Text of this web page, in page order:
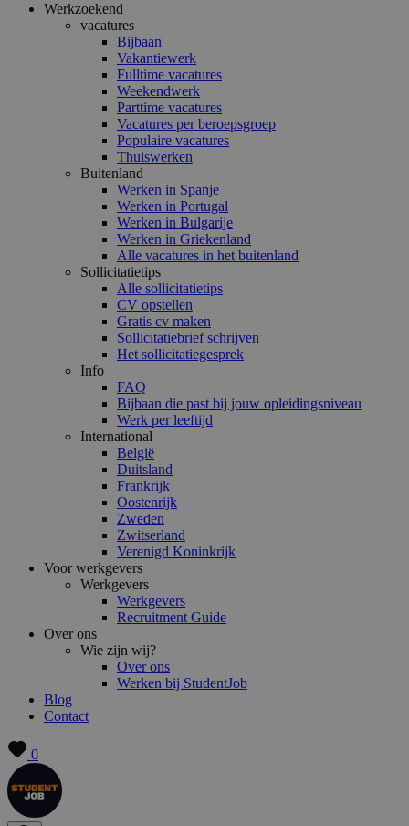
Werkzoekend
vacatures
Bijbaan
Vakantiewerk
Fulltime vacatures
Weekendwerk
Parttime vacatures
Vacatures per beroepsgroep
Populaire vacatures
Thuiswerken
Buitenland
Werken in Spanje
Werken in Portugal
Werken in Bulgarije
Werken in Griekenland
Alle vacatures in het buitenland
Sollicitatietips
Alle sollicitatietips
CV opstellen
Gratis cv maken
Sollicitatiebrief schrijven
Het sollicitatiegesprek
Info
FAQ
Bijbaan die past bij jouw opleidingsniveau
Werk per leeftijd
International
België
Duitsland
Frankrijk
Oostenrijk
Zweden
Zwitserland
Verenigd Koninkrijk
Voor werkgevers
Werkgevers
Werkgevers
Recruitment Guide
Over ons
Wie zijn wij?
Over ons
Werken bij StudentJob
Blog
Contact
0